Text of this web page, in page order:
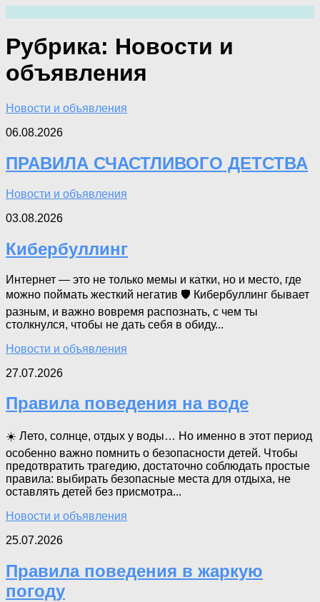
содержимому
Рубрика: Новости и
объявления
Новости и объявления
06.08.2026
ПРАВИЛА СЧАСТЛИВОГО ДЕТСТВА
Новости и объявления
03.08.2026
Кибербуллинг
Интернет — это не только мемы и катки, но и место, где
можно поймать жесткий негатив 🛡 Кибербуллинг бывает
разным, и важно вовремя распознать, с чем ты
столкнулся, чтобы не дать себя в обиду...
Новости и объявления
27.07.2026
Правила поведения на воде
☀️ Лето, солнце, отдых у воды… Но именно в этот период
особенно важно помнить о безопасности детей. Чтобы
предотвратить трагедию, достаточно соблюдать простые
правила: выбирать безопасные места для отдыха, не
оставлять детей без присмотра...
Новости и объявления
25.07.2026
Правила поведения в жаркую
погоду